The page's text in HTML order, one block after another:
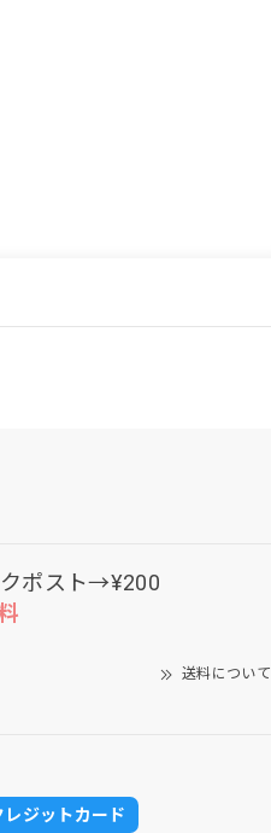
ポスト→¥200
送料について
レジットカード